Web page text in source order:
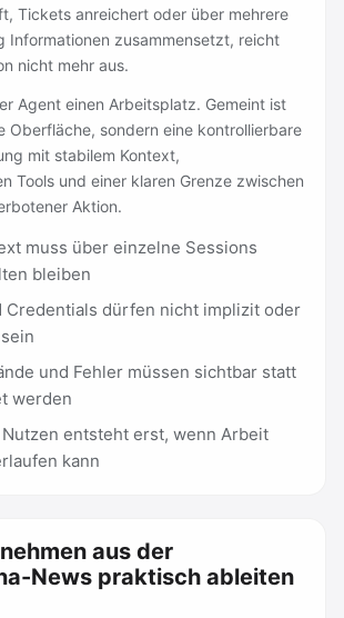
Tickets anreichert oder über mehrere
Informationen zusammensetzt, reicht
nicht mehr aus.
Agent einen Arbeitsplatz. Gemeint ist
Oberfläche, sondern eine kontrollierbare
mit stabilem Kontext,
Tools und einer klaren Grenze zwischen
Aktion.
muss über einzelne Sessions
bleiben
Credentials dürfen nicht implizit oder
und Fehler müssen sichtbar statt
werden
entsteht erst, wenn Arbeit
kann
aus der
News praktisch ableiten